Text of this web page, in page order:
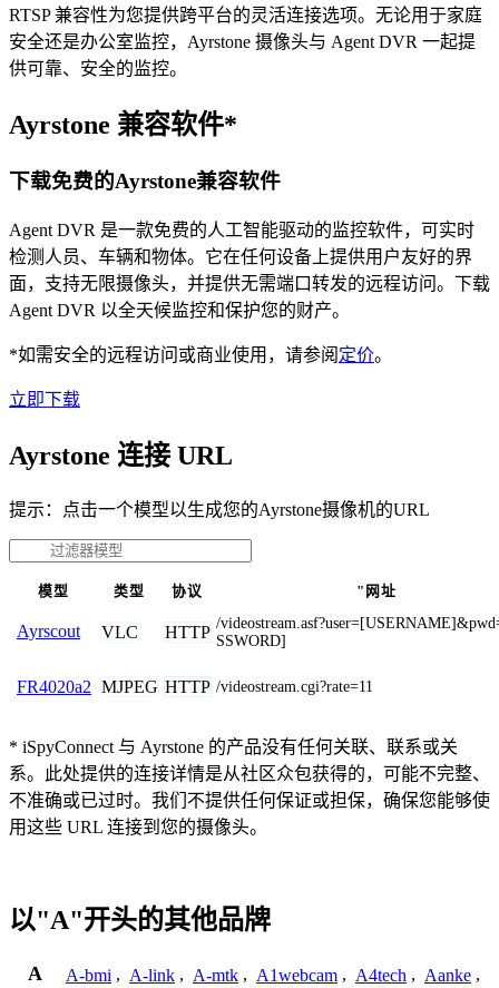
RTSP 兼容性为您提供跨平台的灵活连接选项。无论用于家庭
安全还是办公室监控，Ayrstone 摄像头与 Agent DVR 一起提
供可靠、安全的监控。
Ayrstone 兼容软件*
下载免费的Ayrstone兼容软件
Agent DVR 是一款免费的人工智能驱动的监控软件，可实时
检测人员、车辆和物体。它在任何设备上提供用户友好的界
面，支持无限摄像头，并提供无需端口转发的远程访问。下载
Agent DVR 以全天候监控和保护您的财产。
*如需安全的远程访问或商业使用，请参阅 定价。
立即下载
Ayrstone 连接 URL
提示：点击一个模型以生成您的Ayrstone摄像机的URL
模型 类型 协议 "网址
Ayrscout VLC HTTP /
SSWORD]
FR4020a2 MJPEG HTTP /videostream.cgi?rate=11
* iSpyConnect 与 Ayrstone 的产品没有任何关联、联系或关
系。此处提供的连接详情是从社区众包获得的，可能不完整、
不准确或已过时。我们不提供任何保证或担保，确保您能够使
用这些 URL 连接到您的摄像头。
以"A"开头的其他品牌
A A-bmi , A-link , A-mtk , A1webcam , A4tech , Aanke ,